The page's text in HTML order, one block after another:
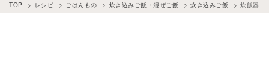
TOP レシピ ごはんもの 炊き込みご飯・混ぜご飯 炊き込みご飯 炊飯器で